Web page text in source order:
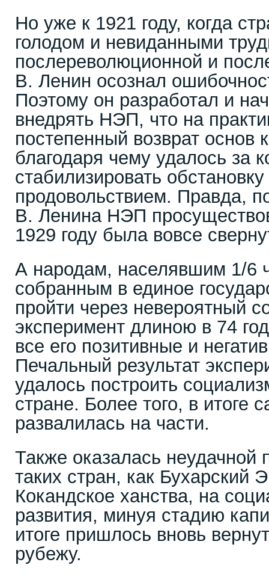
Но уже к 1921 году, когда
голодом и невиданными
послереволюционной и
В. Ленин осознал
Поэтому он разработал и
внедрять НЭП, что на
постепенный возврат основ
благодаря чему удалось за
стабилизировать
продовольствием. Правда,
В. Ленина НЭП
1929 году была вовсе
А народам, населявшим 1/6
собранным в единое
пройти через невероятный
эксперимент длиною в 74
все его позитивные и
Печальный результат
удалось построить
стране. Более того, в итоге
развалилась на части.
Также оказалась неудачной
таких стран, как Бухарский
Кокандское ханства, на
развития, минуя стадию
итоге пришлось вновь
рубежу.